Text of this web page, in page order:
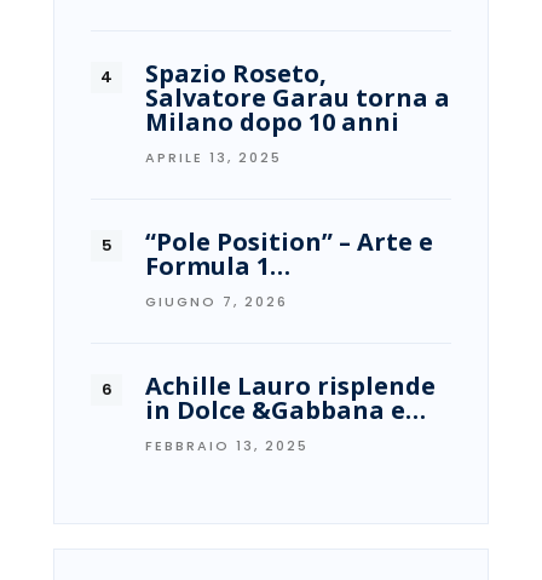
Spazio Roseto,
Salvatore Garau torna a
Milano dopo 10 anni
APRILE 13, 2025
“Pole Position” – Arte e
Formula 1…
GIUGNO 7, 2026
Achille Lauro risplende
in Dolce &Gabbana e…
FEBBRAIO 13, 2025